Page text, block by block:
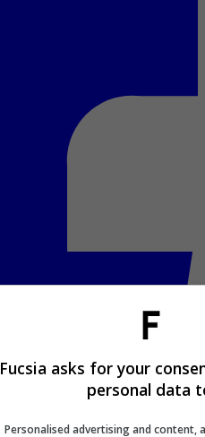
Fucsia asks for your
personal data
Personalised advertising and content,